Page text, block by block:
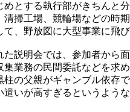
とする執行部がきちんと
掃工場、競輪場などの時
、野放図に大型事業に飛
た説明会では、参加者から
業務の民間委託などを求
柱の父親がギャンブル依存
いが高すぎるというよう